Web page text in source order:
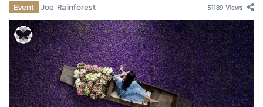
Event Joe Rainforest 51189 Views